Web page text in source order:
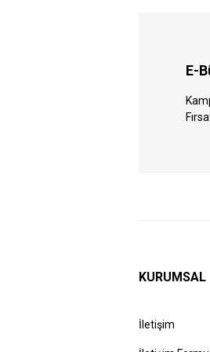
E-
KURUMSAL
İletişim